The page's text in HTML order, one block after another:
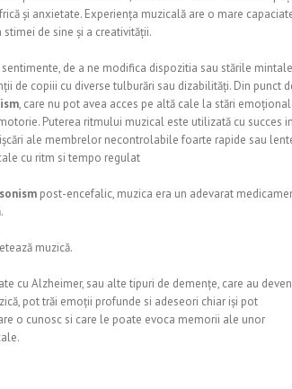
și anxietate. Experiența muzicală are o mare
de sine și a creativității.
de a ne modifica dispozitia sau stările
de copiii cu diverse tulburări sau dizabilități. Din punct
, care nu pot avea acces pe altă cale la stări
Puterea ritmului muzical este utilizată cu succes in
ale membrelor necontrolabile foarte rapide sau
cu ritm si tempo regulat
post-encefalic, muzica era un adevarat
muzică.
cu Alzheimer, sau alte tipuri de demențe, care au
pot trăi emoții profunde si adeseori chiar iși pot
o cunosc si care le poate evoca memorii ale unor